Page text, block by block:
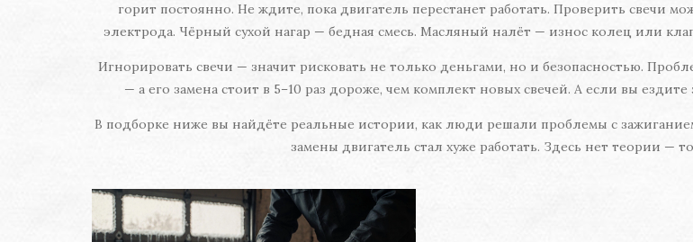
горит постоянно. Не ждите, пока двигатель перестанет работать. Проверить свечи
электрода. Чёрный сухой нагар — бедная смесь. Масляный налёт — износ колец или
Игнорировать свечи — значит рисковать не только деньгами, но и безопасностью.
— а его замена стоит в 5–10 раз дороже, чем комплект новых свечей. А если вы
В подборке ниже вы найдёте реальные истории, как люди решали проблемы с
замены двигатель стал хуже работать. Здесь нет теории —